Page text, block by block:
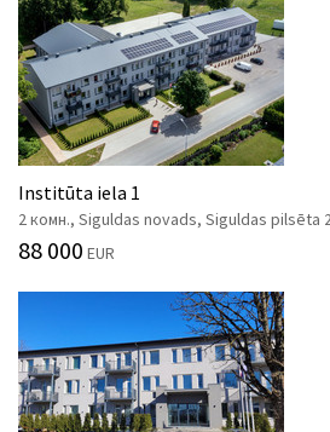
Institūta iela 1
2 комн., Siguldas novads, Siguldas pilsēta
88 000 EUR